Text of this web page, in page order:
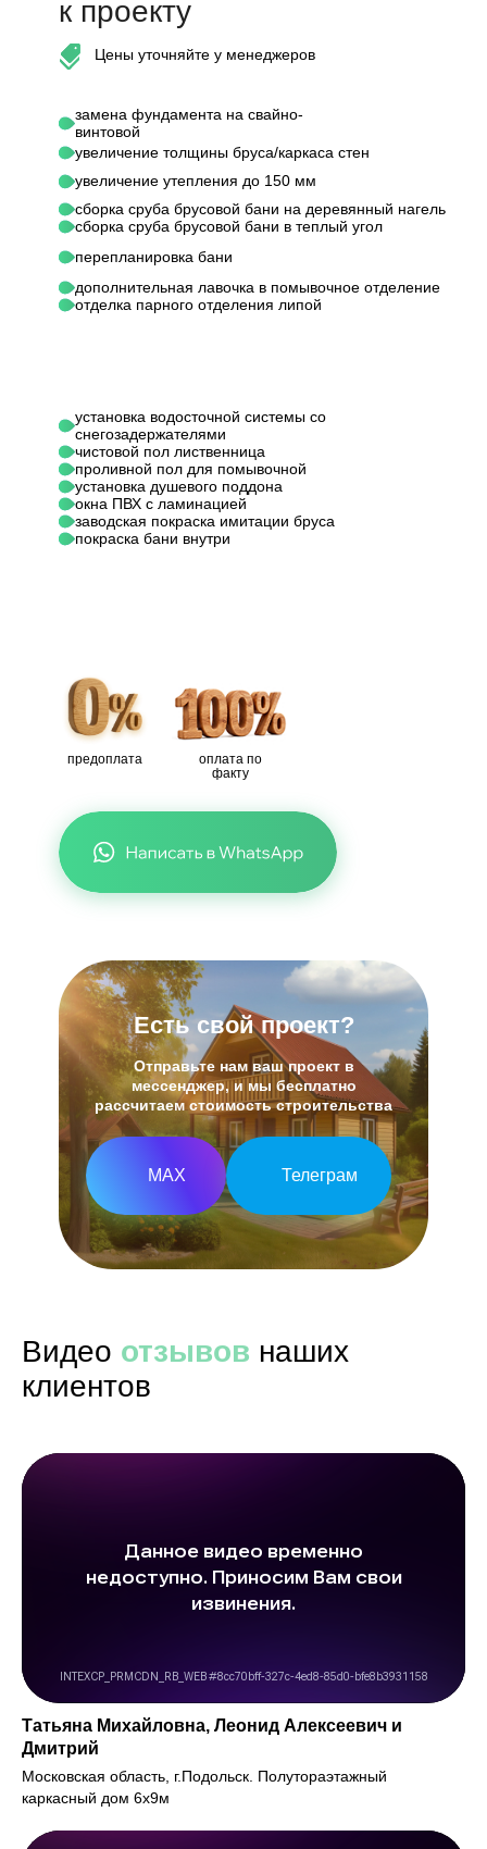
к проекту
Цены уточняйте у менеджеров
замена фундамента на свайно-
винтовой
увеличение толщины бруса/каркаса стен
увеличение утепления до 150 мм
сборка сруба брусовой бани на деревянный нагель
сборка сруба брусовой бани в теплый угол
перепланировка бани
дополнительная лавочка в помывочное отделение
отделка парного отделения липой
оплата по
факту
установка водосточной системы со
снегозадержателями
чистовой пол лиственница
проливной пол для помывочной
установка душевого поддона
окна ПВХ с ламинацией
заводская покраска имитации бруса
покраска бани внутри
предоплата
Есть свой проект?
Отправьте нам ваш проект в
мессенджер, и мы бесплатно
рассчитаем стоимость строительства
МАХ Телеграм
Видео отзывов наших
клиентов
Татьяна Михайловна, Леонид Алексеевич и
Дмитрий
Московская область, г.Подольск. Полутораэтажный
каркасный дом 6х9м